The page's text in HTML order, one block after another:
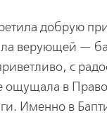
добрую
верующей —
с
ощущала в
Именно в